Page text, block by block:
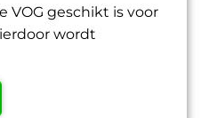
VOG geschikt is voor
wordt